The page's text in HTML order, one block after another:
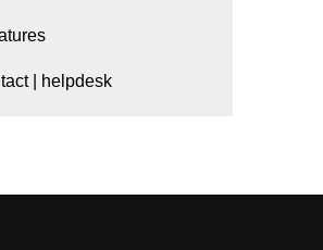
| helpdesk